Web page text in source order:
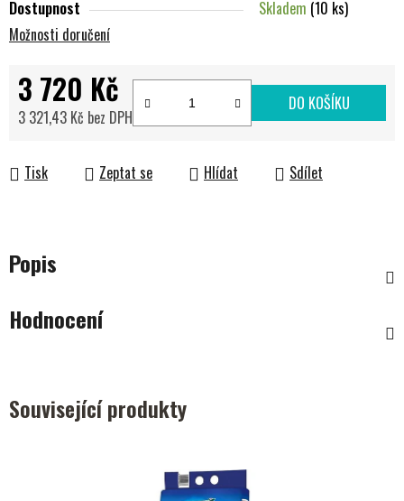
Dostupnost Skladem (10 ks)
Možnosti doručení
3 720 Kč
3 321,43 Kč bez DPH
DO KOŠÍKU
Tisk Zeptat se Hlídat Sdílet
Popis
Hodnocení
Související produkty